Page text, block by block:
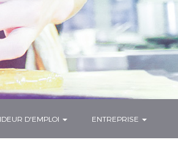
D'EMPLOI ENTREPRISE